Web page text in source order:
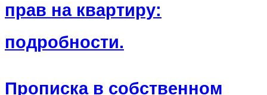
прав на квартиру:
подробности.
Прописка в собственном